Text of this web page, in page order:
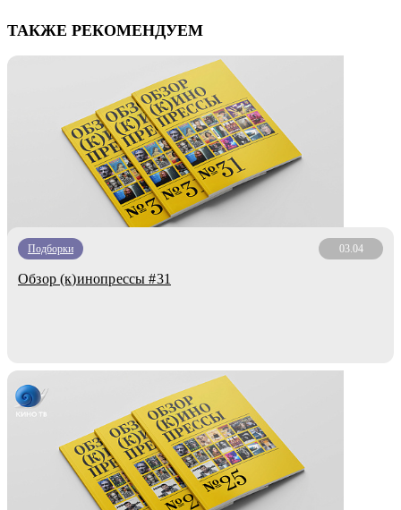
ТАКЖЕ РЕКОМЕНДУЕМ
Подборки 03.04
Обзор (к)инопрессы #31